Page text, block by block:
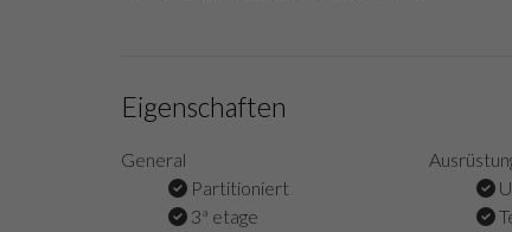
Eigenschaften
General
Partitioniert
3ª etage